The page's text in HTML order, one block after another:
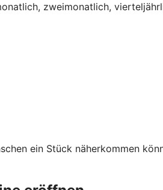
zweimonatlich,
ein Stück näherkommen